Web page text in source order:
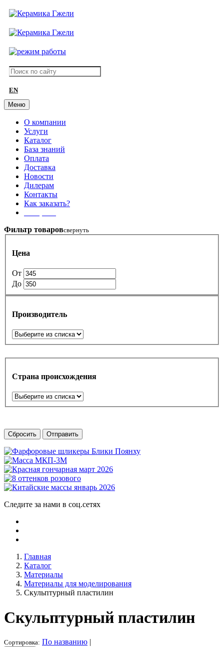
EN
Меню
О компании
Услуги
Каталог
База знаний
Оплата
Доставка
Новости
Дилерам
Контакты
Как заказать?
Фильтр товаровсвернуть
Цена
От
До
Производитель
Страна происхождения
Сбросить Отправить
Следите за нами в соц.сетях
Главная
Каталог
Материалы
Материалы для моделирования
Скульптурный пластилин
Скульптурный пластилин
Сортировка: По названию |